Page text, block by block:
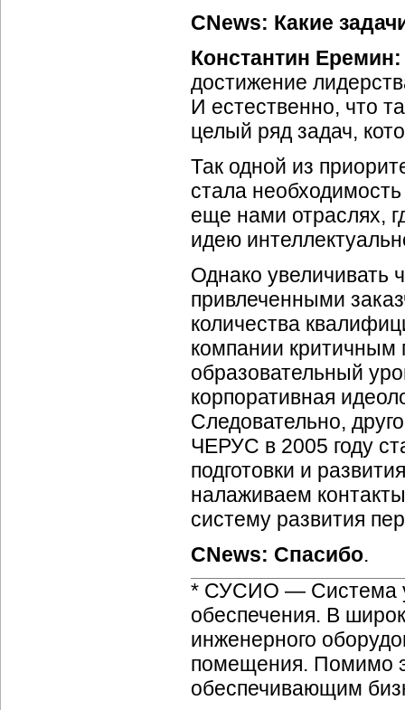
CNews: Какие
Константин
достижение
И естественно, что
целый ряд задач,
Так одной из
стала
еще нами отраслях,
идею
Однако увеличивать
привлеченными
количества
компании критичным
образовательный
корпоративная
Следовательно,
ЧЕРУС в 2005 году
подготовки и
налаживаем
систему развития
CNews: Спасибо.
* СУСИО — Система
обеспечения. В
инженерного
помещения. Помимо
обеспечивающим